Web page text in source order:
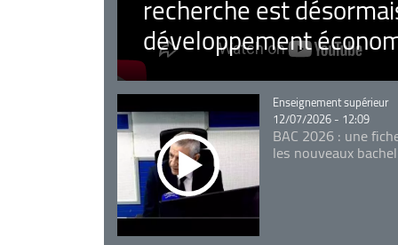
recherche est
développement
Catégorie
Enseignement supérieur
12/07/2026 - 12:09
BAC 2026 : une
les nouveaux